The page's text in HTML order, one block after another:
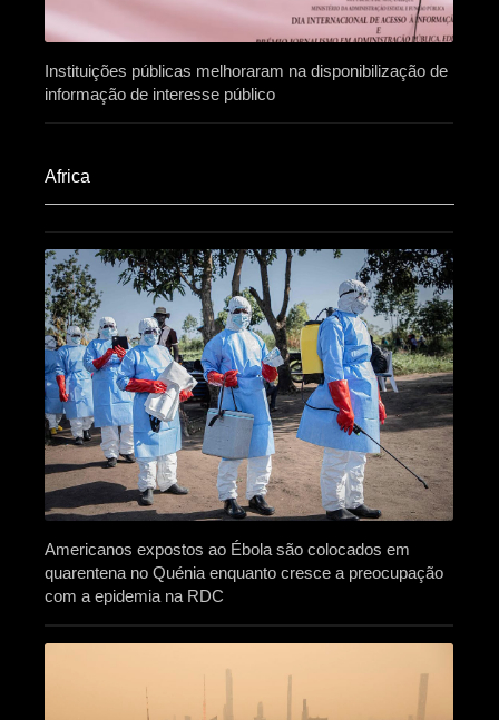
Instituições públicas melhoraram na disponibilização de
informação de interesse público
Africa​
Americanos expostos ao Ébola são colocados em
quarentena no Quénia enquanto cresce a preocupação
com a epidemia na RDC